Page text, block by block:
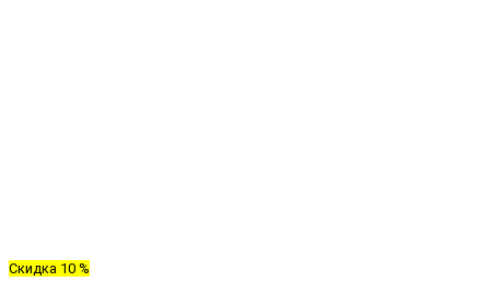
Скидка 10 %